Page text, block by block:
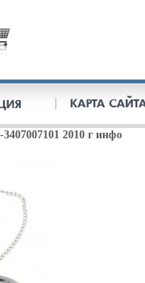
2010 г инфо